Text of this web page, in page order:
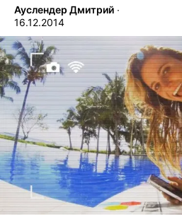
Ауслендер Дмитрий ∙
16.12.2014